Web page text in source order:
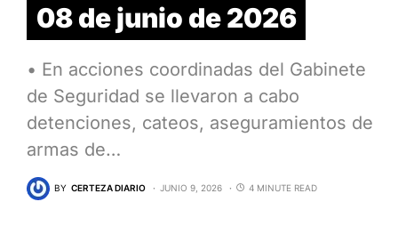
08 de junio de 2026
• En acciones coordinadas del Gabinete
de Seguridad se llevaron a cabo
detenciones, cateos, aseguramientos de
armas de…
BY CERTEZA DIARIO JUNIO 9, 2026 4 MINUTE READ